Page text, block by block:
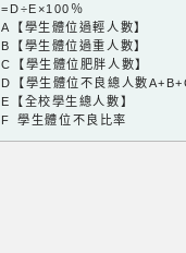
=D÷E×100％
A【學生體位過輕人數】
B【學生體位過重人數】
C【學生體位肥胖人數】
D【學生體位不良總人數
E【全校學生總人數】
F 學生體位不良比率